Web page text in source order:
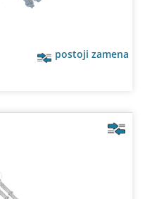
postoji zamena